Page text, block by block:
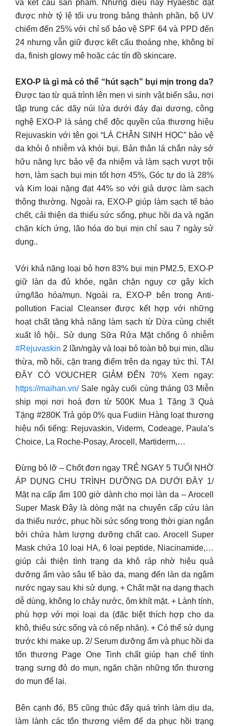
và kết cấu sản phẩm. Những điều này Hyaestic đạt
được nhờ tỷ lệ tối ưu trong bảng thành phần, bộ UV
chiếm đến 25% với chỉ số bảo vệ SPF 64 và PPD đến
24 nhưng vẫn giữ được kết cấu thoáng nhẹ, không bí
da, finish glowy mê hoặc các tín đồ skincare.
EXO-P là gì mà có thể “hút sạch” bụi mịn trong da?
Được tạo từ quá trình lên men vi sinh vật biển sâu, nơi
tập trung các dãy núi lửa dưới đáy đại dương, công
nghệ EXO-P là sáng chế độc quyền của thương hiệu
Rejuvaskin với tên gọi “LÁ CHẮN SINH HỌC” bảo vệ
da khỏi ô nhiễm và khói bụi. Bản thân lá chắn này sở
hữu năng lực bảo vệ đa nhiệm và làm sạch vượt trội
hơn, làm sạch bụi mịn tốt hơn 45%, Góc tự do là 28%
và Kim loại nặng đạt 44% so với giả dược làm sạch
thông thường. Ngoài ra, EXO-P giúp làm sạch tế bào
chết, cải thiện da thiếu sức sống, phục hồi da và ngăn
chặn kích ứng, lão hóa do bụi mịn chỉ sau 7 ngày sử
dụng..
Với khả năng loại bỏ hơn 83% bụi mịn PM2.5, EXO-P
giữ làn da đủ khỏe, ngăn chặn nguy cơ gây kích
ứng/lão hóa/mụn. Ngoài ra, EXO-P bên trong Anti-
pollution Facial Cleanser được kết hợp với những
hoạt chất tăng khả năng làm sạch từ Dừa cùng chiết
xuất lô hội.. Sử dụng Sữa Rửa Mặt chống ô nhiễm
#Rejuvaskin 2 lần/ngày và loại bỏ toàn bộ bụi mịn, dầu
thừa, mồ hôi, cặn trang điểm trên da ngay tức thì. TẠI
ĐÂY CÓ VOUCHER GIẢM ĐẾN 70% Xem ngay:
https://maihan.vn/Sale ngày cuối cùng tháng 03 Miễn
ship mọi nơi hoá đơn từ 500K Mua 1 Tặng 3 Quà
Tặng #280K Trả góp 0% qua Fudiin Hàng loạt thương
hiệu nổi tiếng: Rejuvaskin, Viderm, Codeage, Paula’s
Choice, La Roche-Posay, Arocell, Martiderm,…
Đừng bỏ lỡ – Chốt đơn ngay TRẺ NGAY 5 TUỔI NHỜ
ÁP DỤNG CHU TRÌNH DƯỠNG DA DƯỚI ĐÂY 1/
Mặt nạ cấp ẩm 100 giờ dành cho mọi làn da – Arocell
Super Mask Đây là dòng mặt nạ chuyên cấp cứu làn
da thiếu nước, phục hồi sức sống trong thời gian ngắn
bởi chứa hàm lượng dưỡng chất cao. Arocell Super
Mask chứa 10 loại HA, 6 loại peptide, Niacinamide,…
giúp cải thiện tình trạng da khô ráp nhờ hiệu quả
dưỡng ẩm vào sâu tế bào da, mang đến làn da ngậm
nước ngay sau khi sử dụng. + Chất mặt nạ dạng thạch
dễ dùng, không lo chảy nước, ôm khít mặt. + Lành tính,
phù hợp với mọi loại da (đặc biệt thích hợp cho da
khô, thiếu sức sống và có nếp nhăn). + Có thể sử dụng
trước khi make up. 2/ Serum dưỡng ẩm và phục hồi da
tổn thương Page One Tinh chất giúp hạn chế tình
trạng sưng đỏ do mụn, ngăn chặn những tổn thương
do mụn để lại.
Bên cạnh đó, B5 cũng thúc đẩy quá trình làm dịu da,
làm lành các tổn thương viêm để da phục hồi trạng